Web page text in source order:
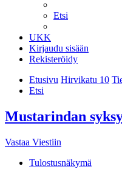
Etsi
UKK
Kirjaudu sisään
Rekisteröidy
Etusivu Hirvikatu 10
Etsi
Mustarindan
Vastaa Viestiin
Tulostusnäkymä